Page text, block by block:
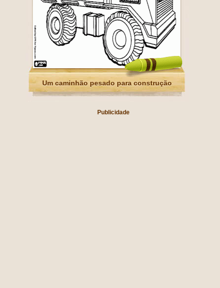
Um caminhão pesado para construção
Publicidade